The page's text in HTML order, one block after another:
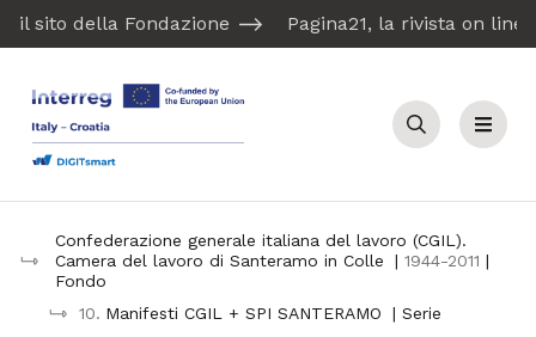
il sito della Fondazione Pagina21, la rivista on line
Cerca Menu
Confederazione generale italiana del lavoro (CGIL).
Camera del lavoro di Santeramo in Colle
| 1944-2011 |
Fondo
10. Manifesti CGIL + SPI SANTERAMO
| Serie